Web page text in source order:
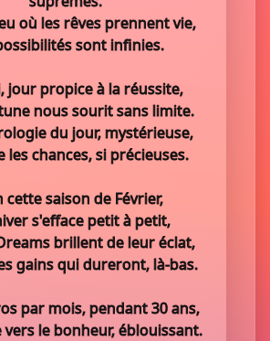
où les rêves prennent vie,
sont infinies.
jour propice à la réussite,
nous sourit sans limite.
du jour, mystérieuse,
les chances, si précieuses.
cette saison de Février,
s'efface petit à petit,
brillent de leur éclat,
gains qui dureront, là-bas.
par mois, pendant 30 ans,
vers le bonheur, éblouissant.